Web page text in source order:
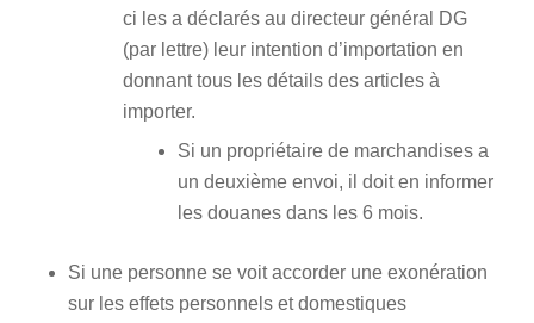
ci les a déclarés au directeur général DG
(par lettre) leur intention d’importation en
donnant tous les détails des articles à
importer.
Si un propriétaire de marchandises a
un deuxième envoi, il doit en informer
les douanes dans les 6 mois.
Si une personne se voit accorder une exonération
sur les effets personnels et domestiques